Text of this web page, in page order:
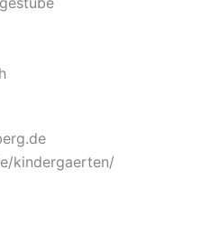
kindergaerten/